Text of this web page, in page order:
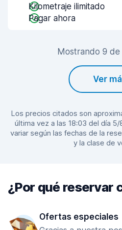
Kilometraje ilimitado
Pagar ahora
Mostrando 9 de
Ver
Los precios citados son
última vez a las 18:03 del día
variar según las fechas de la
y la clase de
¿Por qué reservar
Ofertas especiales